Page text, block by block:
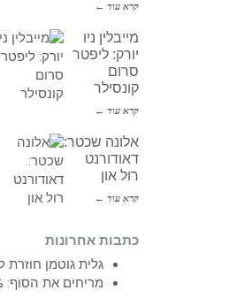
קרא עוד ←
מייבלין ניו
יורק: ליפטר
סרום
קונסילר
קרא עוד ←
אלונה שכטר:
דאודורנט
רול און
קרא עוד ←
כתבות אחרונות
גלית גוטמן